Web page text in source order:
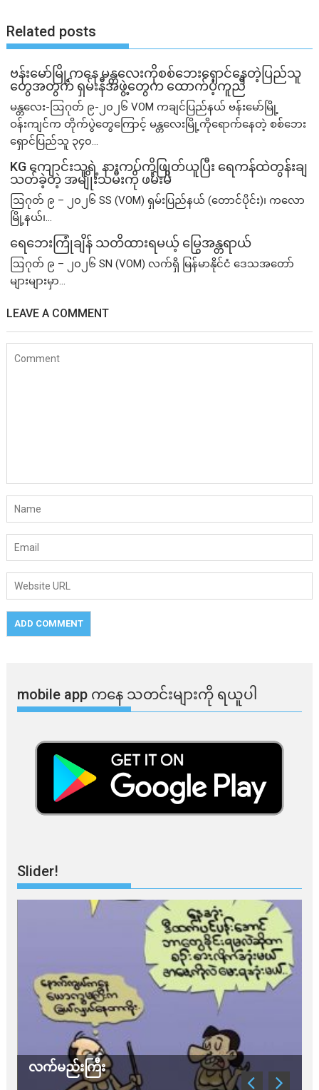
Related posts
ဗန်းမော်မြို့ကနေ မန္တလေးကိုစစ်ဘေးရှောင်နေတဲ့ပြည်သူ
တွေအတွက် ရှမ်းနီအဖွဲ့တွေက ထောက်ပံ့ကူညီ
မန္တလေး-ဩဂုတ် ၉-၂၀၂၆ VOM ကချင်ပြည်နယ် ဗန်းမော်မြို့
ဝန်းကျင်က တိုက်ပွဲတွေကြောင့် မန္တလေးမြို့ကိုရောက်နေတဲ့ စစ်ဘေး
ရှောင်ပြည်သူ ၃၄၀...
KG ကျောင်းသူရဲ့ နားကပ်ကိုဖြုတ်ယူပြီး ရေကန်ထဲတွန်းချ
သတ်ခဲ့တဲ့ အမျိုးသမီးကို ဖမ်းမိ
ဩဂုတ် ၉ – ၂၀၂၆ SS (VOM) ရှမ်းပြည်နယ် (တောင်ပိုင်း)၊ ကလော
မြို့နယ်၊...
ရေဘေးကြုံချိန် သတိထားရမယ့် မြွေအန္တရာယ်
ဩဂုတ် ၉ – ၂၀၂၆ SN (VOM) လက်ရှိ မြန်မာနိုင်ငံ ဒေသအတော်
များများမှာ...
LEAVE A COMMENT
mobile app ​​ကနေ ​​သတင်းများကို ရယူပါ
Slider!
လက်မည်းကြီး